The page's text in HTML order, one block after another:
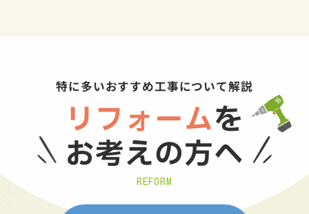
特に多いおすすめ工事について解説
リフォームを
お考えの方へ
REFORM